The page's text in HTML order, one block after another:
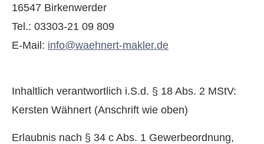
16547 Birkenwerder
Tel.: 03303-21 09 809
E-Mail: info@waehnert-makler.de
Inhaltlich verantwortlich i.S.d. § 18 Abs. 2 MStV:
Kersten Wähnert (Anschrift wie oben)
Erlaubnis nach § 34 c Abs. 1 Gewerbeordnung,